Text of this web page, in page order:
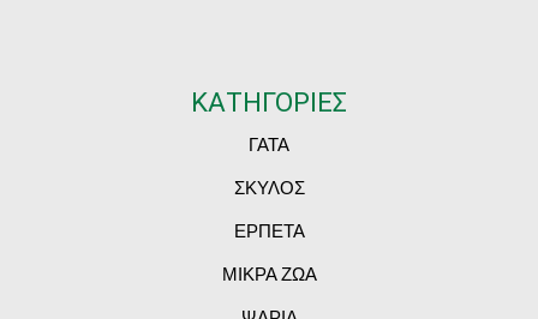
ΚΑΤΗΓΟΡΙΕΣ
ΓΑΤΑ
ΣΚΥΛΟΣ
ΕΡΠΕΤΑ
ΜΙΚΡΑ ΖΩΑ